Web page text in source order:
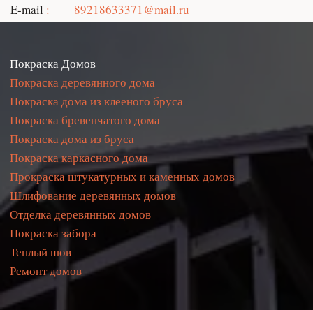
E-mail
89218633371@mail.ru
Покраска Домов
Покраска деревянного дома
Покраска дома из клееного бруса
Покраска бревенчатого дома
Покраска дома из бруса
Покраска каркасного дома
Прокраска штукатурных и каменных домов
Шлифование деревянных домов
Отделка деревянных домов
Покраска забора
Теплый шов
Ремонт домов